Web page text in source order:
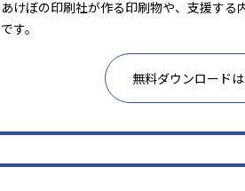
あけぼの印刷社が作る印刷物や、支援する
です。
無料ダウンロード